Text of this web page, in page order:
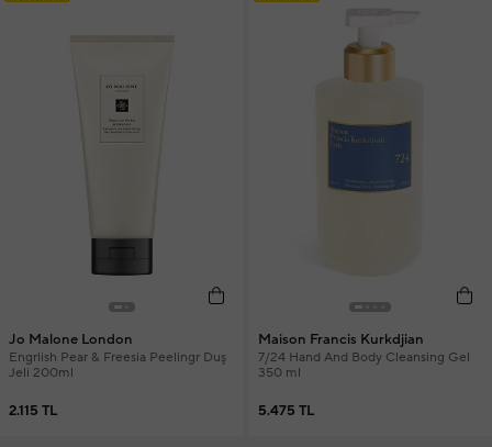
Jo Malone London
Engrlish Pear & Freesia Peelingr Duş
Jeli 200ml
2.115 TL
Maison Francis Kurkdjian
7/24 Hand And Body Cleansing Gel
350 ml
5.475 TL